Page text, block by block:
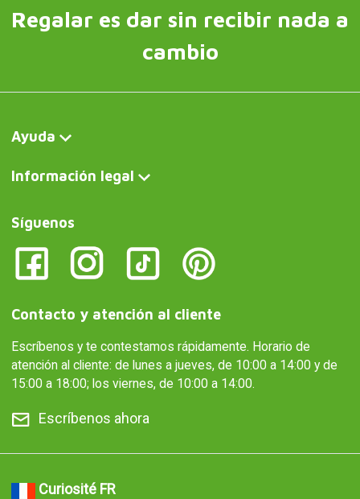
Regalar es dar sin recibir nada a
cambio
Ayuda
Información legal
Síguenos
Contacto y atención al cliente
Escríbenos y te contestamos rápidamente. Horario de
atención al cliente: de lunes a jueves, de 10:00 a 14:00 y de
15:00 a 18:00; los viernes, de 10:00 a 14:00.
Escríbenos ahora
Curiosité FR